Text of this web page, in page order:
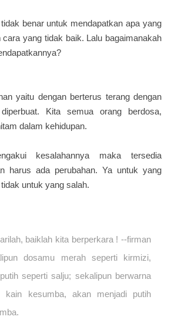
benar untuk mendapatkan apa yang
cara yang tidak baik. Lalu bagaimanakah
yaitu dengan berterus terang dengan
Kita semua orang berdosa,
dalam kehidupan.
kesalahannya maka tersedia
harus ada perubahan. Ya untuk yang
untuk yang salah.
baiklah kita berperkara ! --firman
dosamu merah seperti kirmizi,
seperti salju; sekalipun berwarna
kain kesumba, akan menjadi putih